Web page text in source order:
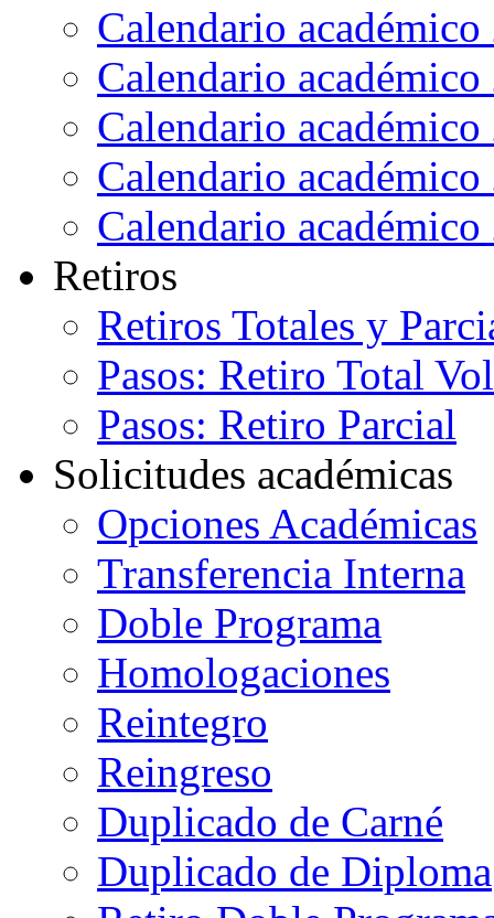
Calendario académico
Calendario académico
Calendario académico
Calendario académico
Calendario académico
Retiros
Retiros Totales y
Pasos: Retiro Total
Pasos: Retiro Parcial
Solicitudes académicas
Opciones Académicas
Transferencia Interna
Doble Programa
Homologaciones
Reintegro
Reingreso
Duplicado de Carné
Duplicado de Diploma